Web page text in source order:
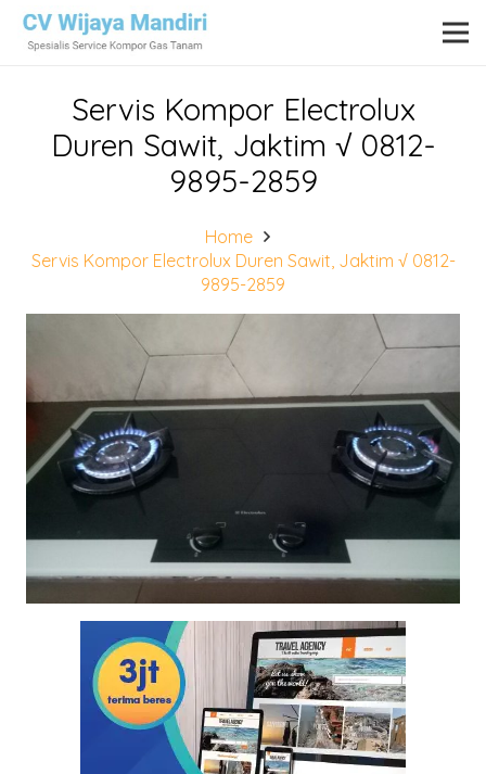
Servis Kompor Electrolux
Duren Sawit, Jaktim √ 0812-
9895-2859
Home
Servis Kompor Electrolux Duren Sawit, Jaktim √ 0812-
9895-2859